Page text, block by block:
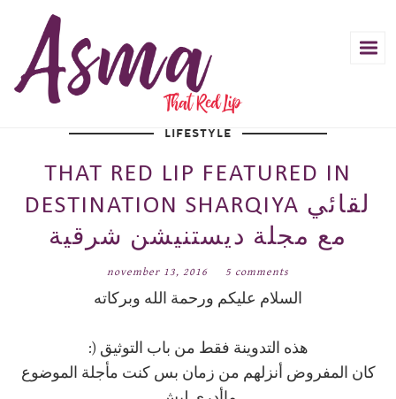
LIFESTYLE
THAT RED LIP FEATURED IN
DESTINATION SHARQIYA لقائي
مع مجلة ديستنيشن شرقية
november 13, 2016 5 comments
السلام عليكم ورحمة الله وبركاته
هذه التدوينة فقط من باب التوثيق (:
كان المفروض أنزلهم من زمان بس كنت مأجلة الموضوع